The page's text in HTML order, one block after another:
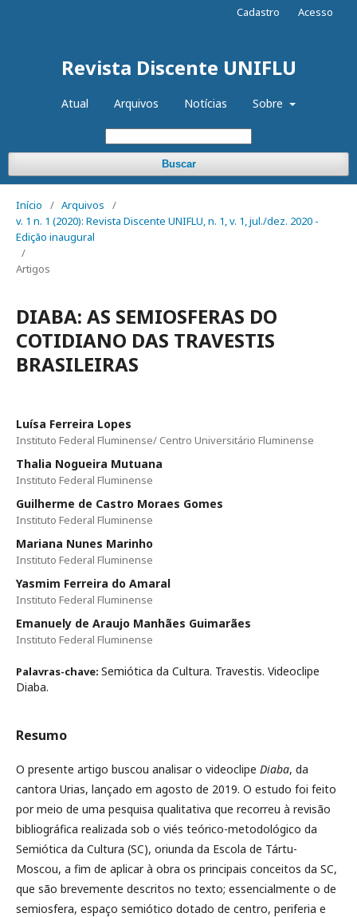
Revista Discente UNIFLU
Atual Arquivos Notícias Sobre
Buscar
Cadastro Acesso
Início / Arquivos
/
v. 1 n. 1 (2020): Revista Discente UNIFLU, n. 1, v. 1, jul./dez. 2020 -
Edição inaugural
/
Artigos
DIABA: AS SEMIOSFERAS DO
COTIDIANO DAS TRAVESTIS
BRASILEIRAS
Luísa Ferreira Lopes
Instituto Federal Fluminense/ Centro Universitário Fluminense
Thalia Nogueira Mutuana
Instituto Federal Fluminense
Guilherme de Castro Moraes Gomes
Instituto Federal Fluminense
Mariana Nunes Marinho
Instituto Federal Fluminense
Yasmim Ferreira do Amaral
Instituto Federal Fluminense
Emanuely de Araujo Manhães Guimarães
Instituto Federal Fluminense
Palavras-chave: Semiótica da Cultura. Travestis. Videoclipe
Diaba.
Resumo
O presente artigo buscou analisar o videoclipe Diaba, da
cantora Urias, lançado em agosto de 2019. O estudo foi feito
por meio de uma pesquisa qualitativa que recorreu à revisão
bibliográfica realizada sob o viés teórico-metodológico da
Semiótica da Cultura (SC), oriunda da Escola de Tártu-
Moscou, a fim de aplicar à obra os principais conceitos da SC,
que são brevemente descritos no texto; essencialmente o de
semiosfera, espaço semiótico dotado de centro, periferia e